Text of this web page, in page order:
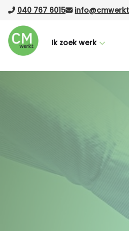
040 767 6015
Ik zoek werk
Voor werknemers
Logistiek